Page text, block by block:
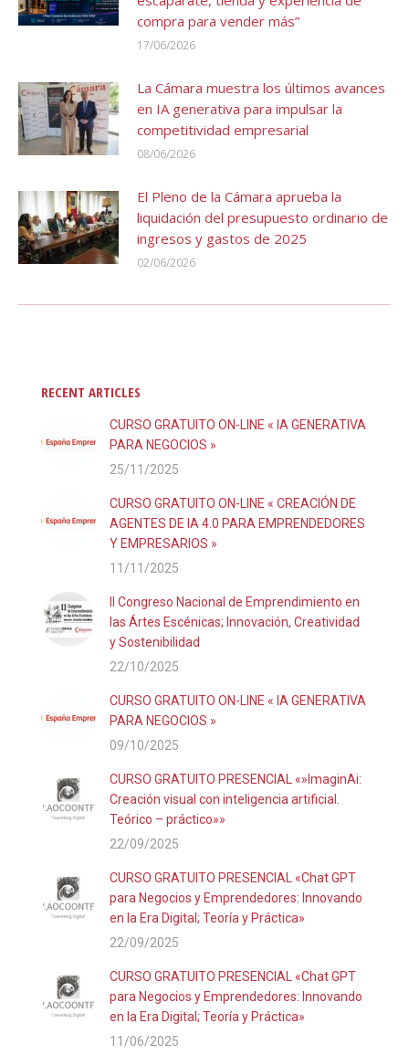
compra para vender más”
17/06/2026
La Cámara muestra los últimos avances
en IA generativa para impulsar la
competitividad empresarial
08/06/2026
El Pleno de la Cámara aprueba la
liquidación del presupuesto ordinario de
ingresos y gastos de 2025
02/06/2026
RECENT ARTICLES
CURSO GRATUITO ON-LINE « IA GENERATIVA
PARA NEGOCIOS »
25/11/2025
CURSO GRATUITO ON-LINE « CREACIÓN DE
AGENTES DE IA 4.0 PARA EMPRENDEDORES
Y EMPRESARIOS »
11/11/2025
II Congreso Nacional de Emprendimiento en
las Ártes Escénicas; Innovación, Creatividad
y Sostenibilidad
22/10/2025
CURSO GRATUITO ON-LINE « IA GENERATIVA
PARA NEGOCIOS »
09/10/2025
CURSO GRATUITO PRESENCIAL «»ImaginAi:
Creación visual con inteligencia artificial.
Teórico – práctico»»
22/09/2025
CURSO GRATUITO PRESENCIAL «Chat GPT
para Negocios y Emprendedores: Innovando
en la Era Digital; Teoría y Práctica»
22/09/2025
CURSO GRATUITO PRESENCIAL «Chat GPT
para Negocios y Emprendedores: Innovando
en la Era Digital; Teoría y Práctica»
11/06/2025